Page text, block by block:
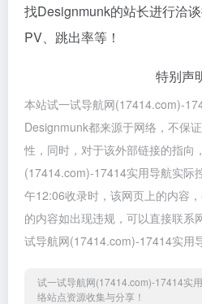
找Designmunk的站长进行洽谈
PV、跳出率等！
特别声
本站试一试导航网(17414.com)-
Designmunk都来源于网络，不保
性，同时，对于该外部链接的指向
(17414.com)-17414实用导航实际
午12:06收录时，该网页上的内容
的内容如出现违规，可以直接联系
试导航网(17414.com)-17414实用
试一试导航网(17414.com)-17414实
络站点资源收集与分享！